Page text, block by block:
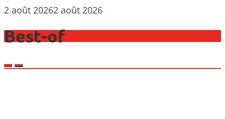
2 août 20262 août 2026
Best-of